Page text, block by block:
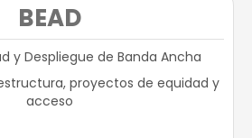
BEAD
y Despliegue de Banda Ancha
proyectos de equidad y
acceso